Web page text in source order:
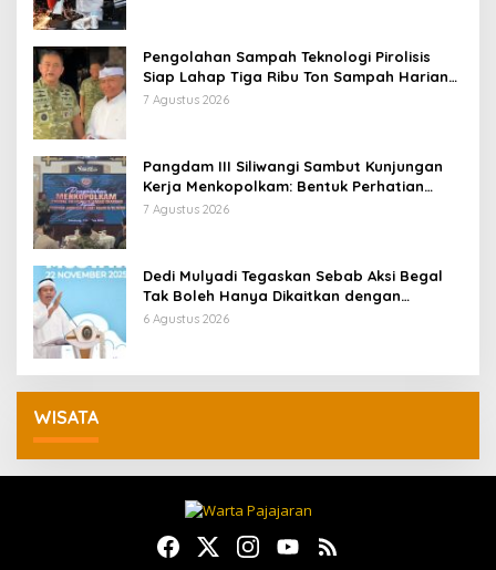
Pengolahan Sampah Teknologi Pirolisis
Siap Lahap Tiga Ribu Ton Sampah Harian
Jawa Barat
7 Agustus 2026
Pangdam III Siliwangi Sambut Kunjungan
Kerja Menkopolkam: Bentuk Perhatian
Pemerintah
7 Agustus 2026
Dedi Mulyadi Tegaskan Sebab Aksi Begal
Tak Boleh Hanya Dikaitkan dengan
Ekonomi
6 Agustus 2026
WISATA